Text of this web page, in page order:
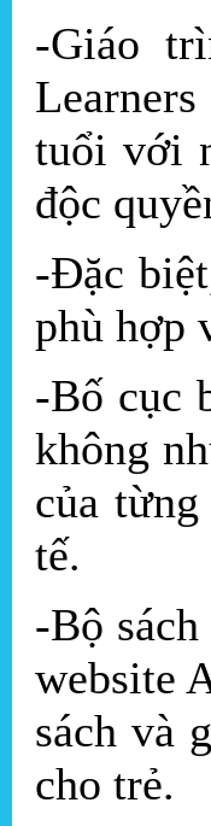
-Giáo
tuổi với
độc
-Đặc
phù hợp
-Bố cục
không
của
tế.
-Bộ
website
sách và
cho trẻ.